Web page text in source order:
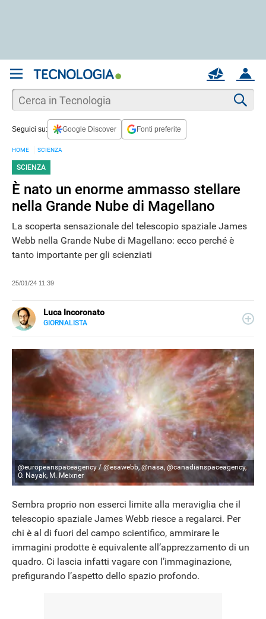
ACCOUNT
MAIL
NEWS
Seguici su: Google Discover Fonti preferite
HOME SCIENZA
SCIENZA
È nato un enorme ammasso stellare
nella Grande Nube di Magellano
La scoperta sensazionale del telescopio spaziale James
Webb nella Grande Nube di Magellano: ecco perché è
tanto importante per gli scienziati
25/01/24 11:39
Luca Incoronato
GIORNALISTA
LINKEDIN
fisiche e online, così come in TV, come autore, giornalista
e copywriter. Per Libero Tecnologia scrivo nella sezione
Scienza.
@europeanspaceagency / @esawebb, @nasa, @canadianspaceagency,
O. Nayak, M. Meixner
Sembra proprio non esserci limite alla meraviglia che il
telescopio spaziale James Webb riesce a regalarci. Per
chi è al di fuori del campo scientifico, ammirare le
immagini prodotte è equivalente all’apprezzamento di un
quadro. Ci lascia infatti vagare con l’immaginazione,
prefigurando l’aspetto dello spazio profondo.